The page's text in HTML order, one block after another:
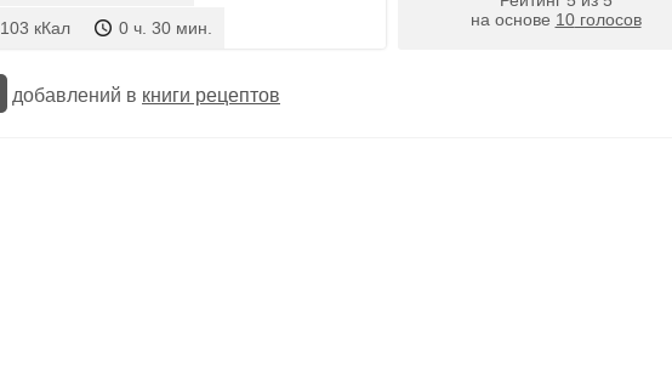
103 кКал 0 ч. 30 мин.
на основе 10голосов
добавлений в книги рецептов